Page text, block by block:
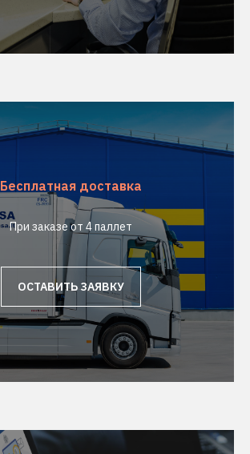
Бесплатная доставка
При заказе от 4 паллет
ОСТАВИТЬ ЗАЯВКУ